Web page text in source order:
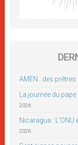
AMEN : des
La journée du pape
2026
Nicaragua :
2026